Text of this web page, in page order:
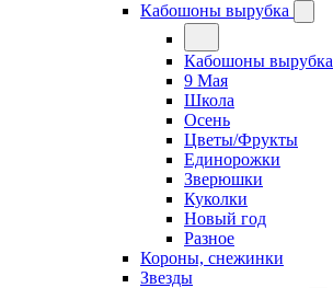
Кабошоны вырубка
Кабошоны вырубка
9 Мая
Школа
Осень
Цветы/Фрукты
Единорожки
Зверюшки
Куколки
Новый год
Разное
Короны, снежинки
Звезды